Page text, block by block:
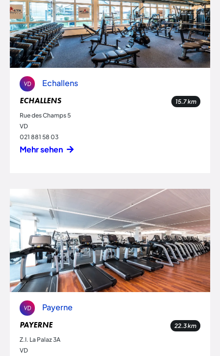
VD Echallens
ECHALLENS 15.7km
Rue des Champs 5
VD
021 881 58 03
Mehr sehen
VD Payerne
PAYERNE 22.3km
Z.I. La Palaz 3A
VD